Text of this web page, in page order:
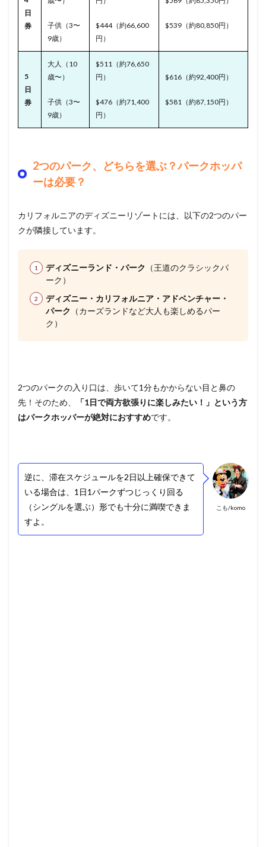
日
券
子供（3〜
9歳）
$444（約66,600
円）
$539（約80,850円）
5
日
券
大人（10
歳〜）
子供（3〜
9歳）
$511（約76,650
円）
$476（約71,400
円）
$616（約92,400円）
$581（約87,150円）
2つのパーク、どちらを選ぶ？パークホッパ
ーは必要？
カリフォルニアのディズニーリゾートには、以下の2つのパー
クが隣接しています。
ディズニーランド・パーク
（王道のクラシックパ
ーク）
ディズニー・カリフォルニア・アドベンチャー・
パーク
（カーズランドなど大人も楽しめるパー
ク）
2つのパークの入り口は、歩いて1分もかからない目と鼻の
先！そのため、
「1日で両方欲張りに楽しみたい！」という方
はパークホッパーが絶対におすすめです。
こも/komo
逆に、滞在スケジュールを2日以上確保できて
いる場合は、1日1パークずつじっくり回る
（シングルを選ぶ）形でも十分に満喫できま
すよ。